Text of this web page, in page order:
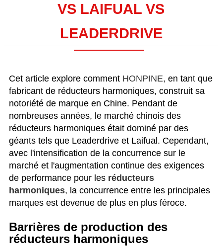
VS LAIFUAL VS
LEADERDRIVE
Cet article explore comment HONPINE, en tant que
fabricant de réducteurs harmoniques, construit sa
notoriété de marque en Chine. Pendant de
nombreuses années, le marché chinois des
réducteurs harmoniques était dominé par des
géants tels que Leaderdrive et Laifual. Cependant,
avec l'intensification de la concurrence sur le
marché et l'augmentation continue des exigences
de performance pour les réducteurs
harmoniques, la concurrence entre les principales
marques est devenue de plus en plus féroce.
Barrières de production des
réducteurs harmoniques